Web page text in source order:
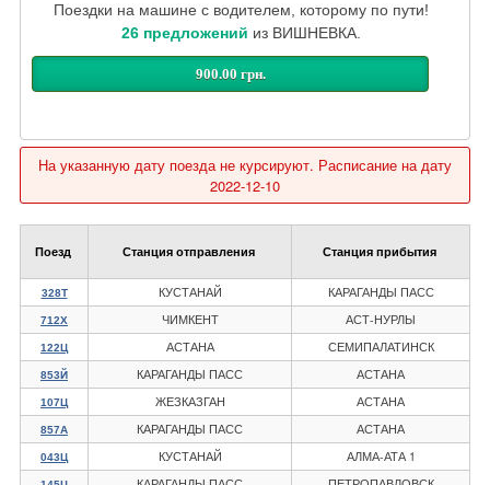
Поездки на машине с водителем, которому по пути!
26 предложений из ВИШНЕВКА.
900.00 грн.
На указанную дату поезда не курсируют. Расписание на дату
2022-12-10
Поезд Станция отправления Станция прибытия
328Т КУСТАНАЙ КАРАГАНДЫ ПАСС
712Х ЧИМКЕНТ АСТ-НУРЛЫ
122Ц АСТАНА СЕМИПАЛАТИНСК
853Й КАРАГАНДЫ ПАСС АСТАНА
107Ц ЖЕЗКАЗГАН АСТАНА
857А КАРАГАНДЫ ПАСС АСТАНА
043Ц КУСТАНАЙ АЛМА-АТА 1